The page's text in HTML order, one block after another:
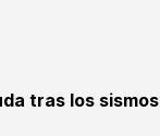
tras los sismos